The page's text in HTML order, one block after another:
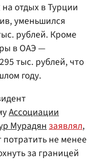
отдых в Турции
уменьшился
рублей. Кроме
в ОАЭ —
тыс. рублей, что
году.
Ассоциации
Мурадянзаявлял,
не менее
за границей